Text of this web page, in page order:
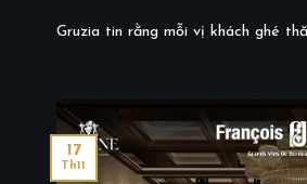
Gruzia tin rằng mỗi vị khách ghé
17
Th11